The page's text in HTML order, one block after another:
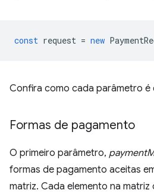
const request = new
Confira como cada parâmetro é
Formas de pagamento
O primeiro parâmetro,
formas de pagamento aceitas
matriz. Cada elemento na